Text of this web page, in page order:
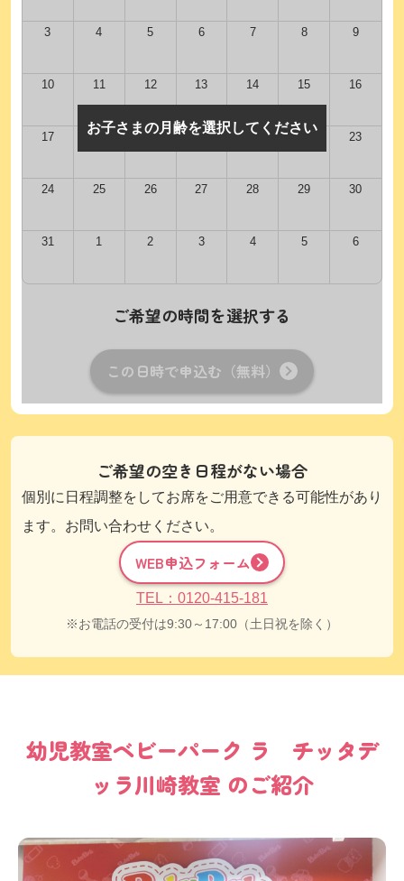
3 4 5 6 7 8 9
10 11 12 13 14 15 16
17 18 19 20 21 22 23
24 25 26 27 28 29 30
31 1 2 3 4 5 6
ご希望の時間を選択する
この日時で申込む（無料）
お子さまの月齢を選択してください
ご希望の空き日程がない場合
個別に日程調整をしてお席をご用意できる可能性があり
ます。お問い合わせください。
WEB申込フォーム
TEL：0120-415-181
お電話の受付は9:30～17:00（土日祝を除く）
幼児教室ベビーパーク ラ チッタデ
ッラ川崎教室 のご紹介